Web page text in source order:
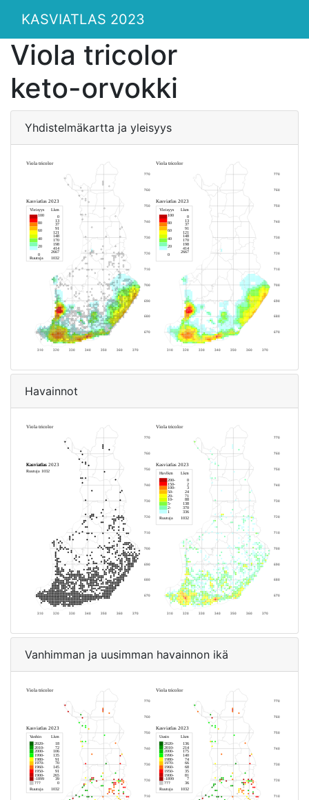
KASVIATLAS 2023
Viola tricolor
keto-orvokki
Yhdistelmäkartta ja yleisyys
Havainnot
Vanhimman ja uusimman havainnon ikä